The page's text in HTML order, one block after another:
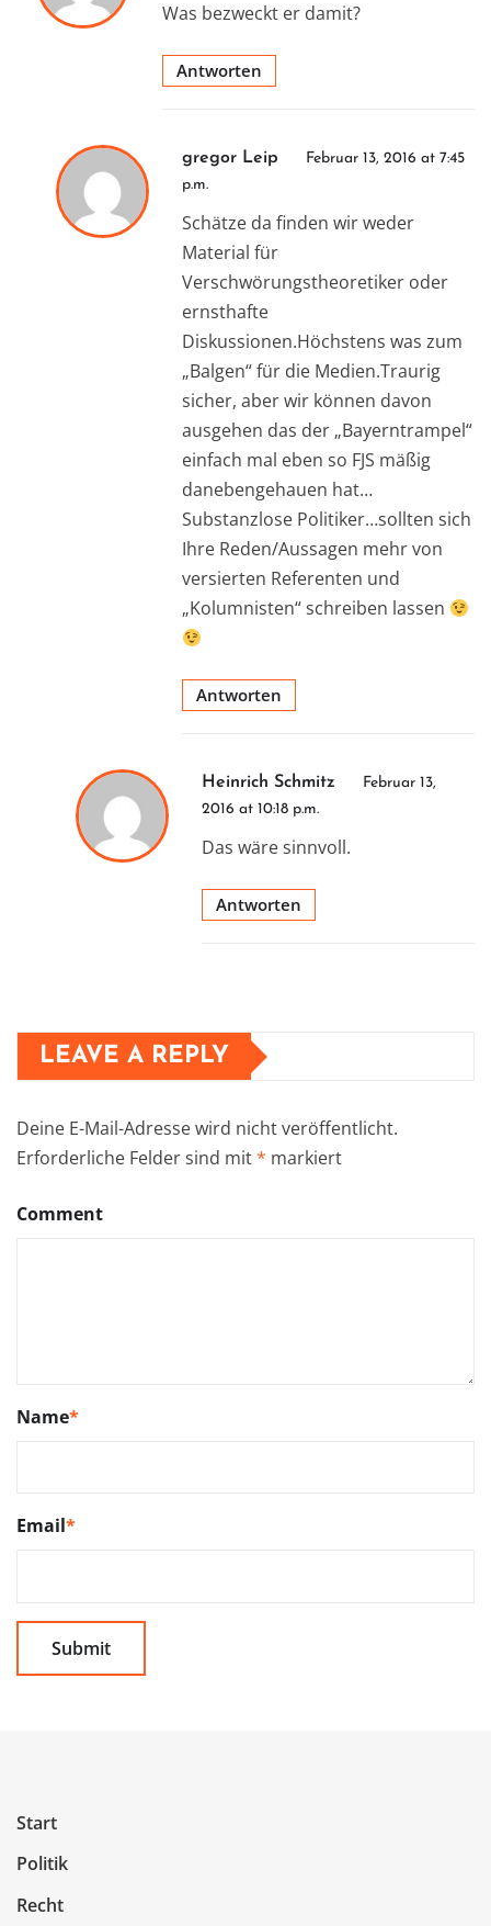
Was bezweckt er damit?
Antworten
gregor Leip
Februar 13, 2016 at 7:45
p.m.
Schätze da finden wir weder
Material für
Verschwörungstheoretiker oder
ernsthafte
Diskussionen.Höchstens was zum
„Balgen“ für die Medien.Traurig
sicher, aber wir können davon
ausgehen das der „Bayerntrampel“
einfach mal eben so FJS mäßig
danebengehauen hat…
Substanzlose Politiker…sollten sich
Ihre Reden/Aussagen mehr von
versierten Referenten und
„Kolumnisten“ schreiben lassen
Antworten
Heinrich Schmitz
Februar 13,
2016 at 10:18 p.m.
Das wäre sinnvoll.
Antworten
LEAVE A REPLY
Deine E-Mail-Adresse wird nicht veröffentlicht.
Erforderliche Felder sind mit* markiert
Comment
Name*
Email*
Start
Politik
Recht